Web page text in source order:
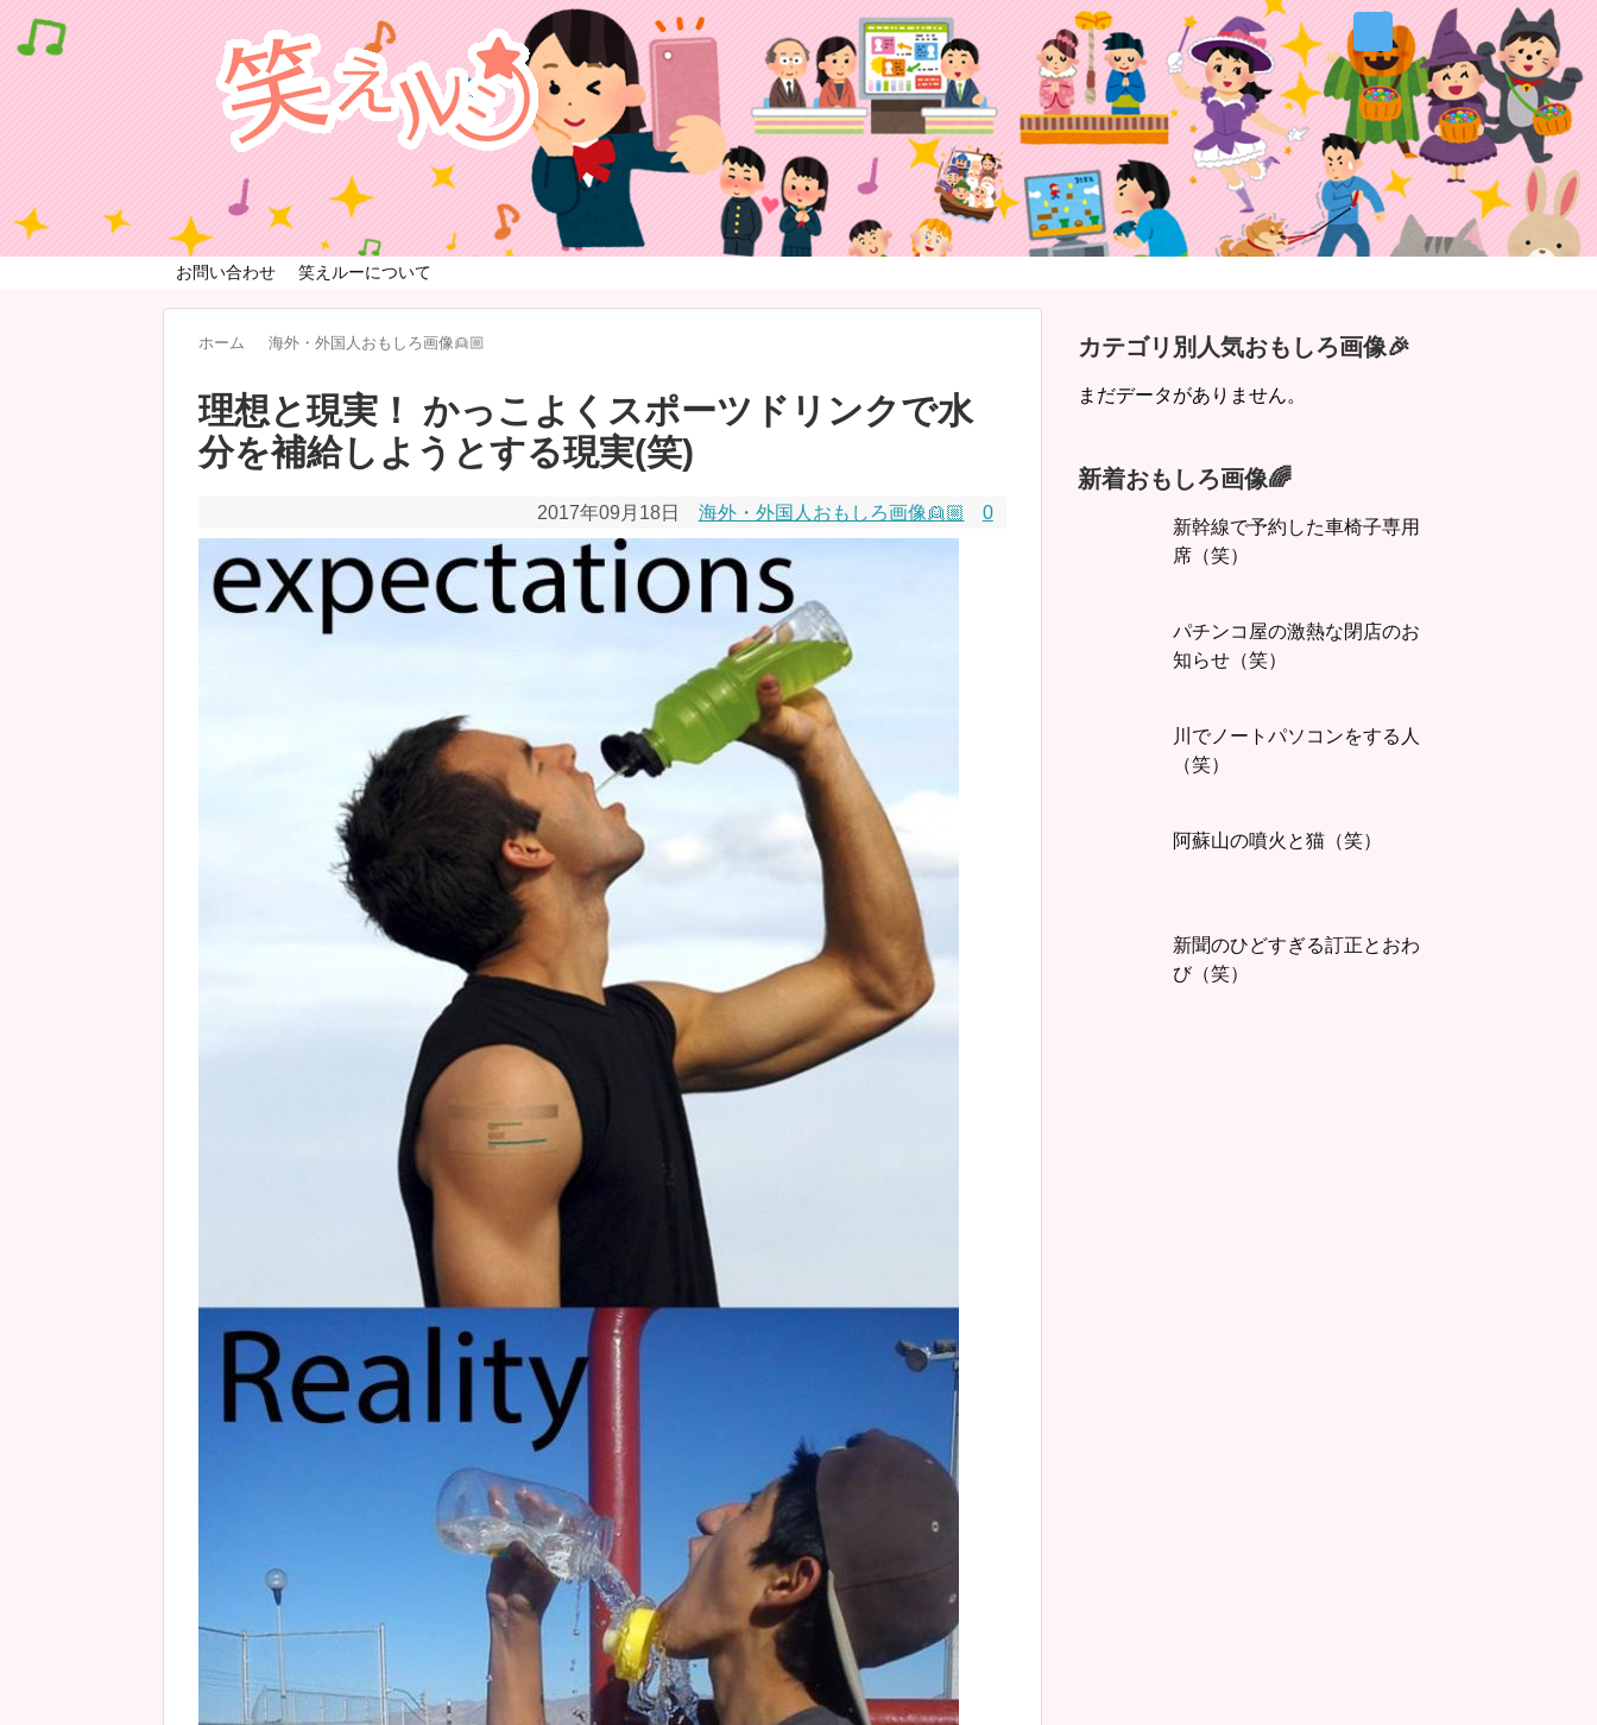
お問い合わせ 笑えルーについて
ホーム 海外・外国人おもしろ画像👱🏼
理想と現実！ かっこよくスポーツドリンクで水
分を補給しようとする現実(笑)
2017年09月18日 海外・外国人おもしろ画像👱🏼 0
カテゴリ別人気おもしろ画像🎉
まだデータがありません。
新着おもしろ画像🌈
新幹線で予約した車椅子専用
席（笑）
パチンコ屋の激熱な閉店のお
知らせ（笑）
川でノートパソコンをする人
（笑）
阿蘇山の噴火と猫（笑）
新聞のひどすぎる訂正とおわ
び（笑）